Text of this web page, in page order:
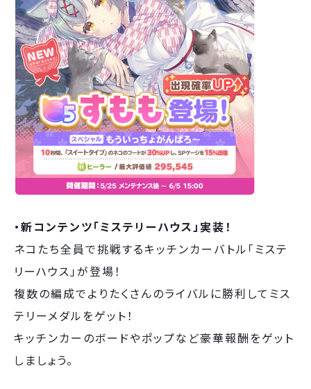
・新コンテンツ「ミステリーハウス」実装！
ネコたち全員で挑戦するキッチンカーバトル「ミステ
リーハウス」が登場！
複数の編成でよりたくさんのライバルに勝利してミス
テリーメダルをゲット！
キッチンカーのボードやポップなど豪華報酬をゲット
しましょう。